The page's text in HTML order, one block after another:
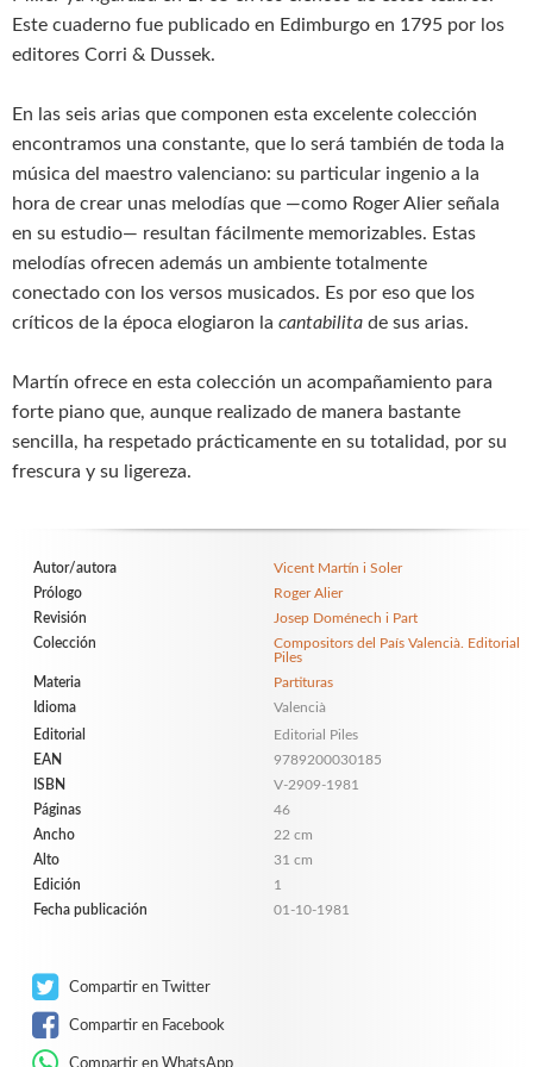
Este cuaderno fue publicado en Edimburgo en 1795 por los
editores Corri & Dussek.
En las seis arias que componen esta excelente colección
encontramos una constante, que lo será también de toda la
música del maestro valenciano: su particular ingenio a la
hora de crear unas melodías que —como Roger Alier señala
en su estudio— resultan fácilmente memorizables. Estas
melodías ofrecen además un ambiente totalmente
conectado con los versos musicados. Es por eso que los
críticos de la época elogiaron la cantabilita de sus arias.
Martín ofrece en esta colección un acompañamiento para
forte piano que, aunque realizado de manera bastante
sencilla, ha respetado prácticamente en su totalidad, por su
frescura y su ligereza.
Autor/autora
Vicent Martín i Soler
Prólogo
Roger Alier
Revisión
Josep Doménech i Part
Colección
Compositors del País Valencià. Editorial
Piles
Materia
Partituras
Idioma
Valencià
Editorial
Editorial Piles
EAN
9789200030185
ISBN
V-2909-1981
Páginas
46
Ancho
22 cm
Alto
31 cm
Edición
1
Fecha publicación
01-10-1981
Compartir en Twitter
Compartir en Facebook
Compartir en WhatsApp